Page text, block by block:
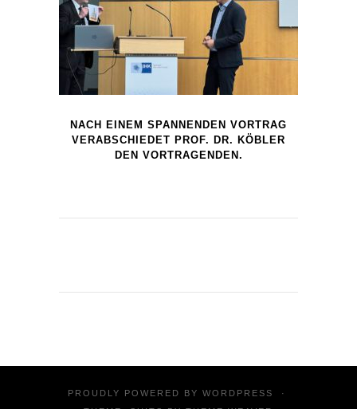
NACH EINEM SPANNENDEN VORTRAG
VERABSCHIEDET PROF. DR. KÖBLER
DEN VORTRAGENDEN.
PROUDLY POWERED BY WORDPRESS
·